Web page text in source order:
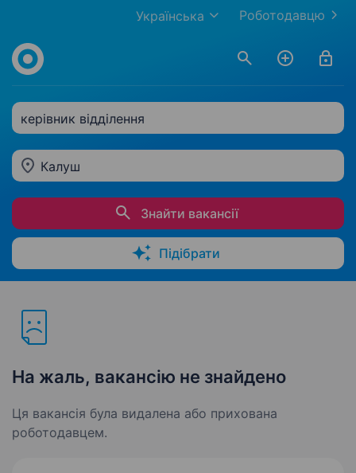
Роботодавцю
Українська
керівник відділення
Калуш
Знайти вакансії
Підібрати
На жаль, вакансію не знайдено
Ця вакансія була видалена або прихована
роботодавцем.